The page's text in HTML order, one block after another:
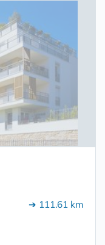
➔ 111.61 km